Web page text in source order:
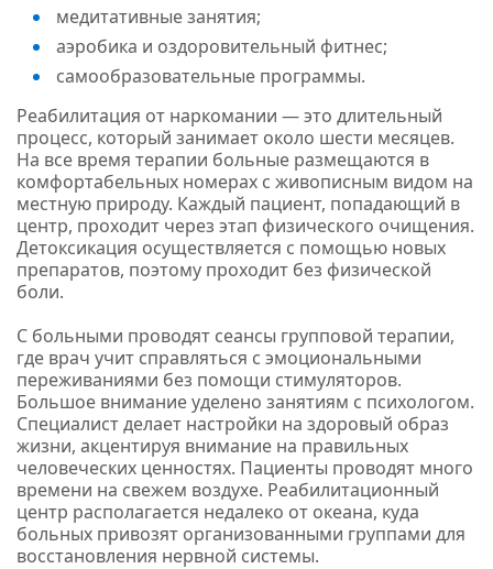
медитативные занятия;
аэробика и оздоровительный фитнес;
самообразовательные программы.
Реабилитация от наркомании — это длительный
процесс, который занимает около шести месяцев.
На все время терапии больные размещаются в
комфортабельных номерах с живописным видом на
местную природу. Каждый пациент, попадающий в
центр, проходит через этап физического очищения.
Детоксикация осуществляется с помощью новых
препаратов, поэтому проходит без физической
боли.
С больными проводят сеансы групповой терапии,
где врач учит справляться с эмоциональными
переживаниями без помощи стимуляторов.
Большое внимание уделено занятиям с психологом.
Специалист делает настройки на здоровый образ
жизни, акцентируя внимание на правильных
человеческих ценностях. Пациенты проводят много
времени на свежем воздухе. Реабилитационный
центр располагается недалеко от океана, куда
больных привозят организованными группами для
восстановления нервной системы.